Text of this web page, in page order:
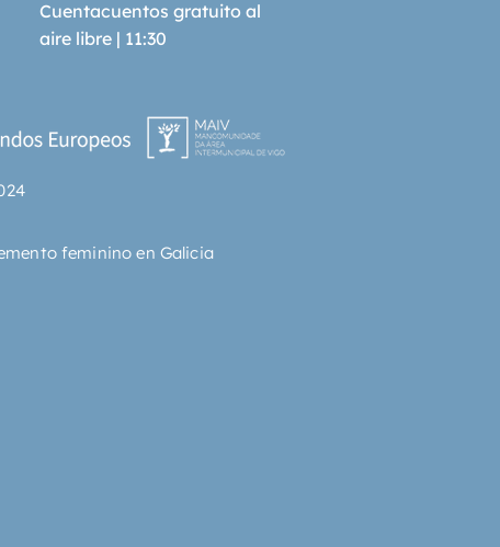
Cuentacuentos gratuito al
aire libre | 11:30
feminino en Galicia